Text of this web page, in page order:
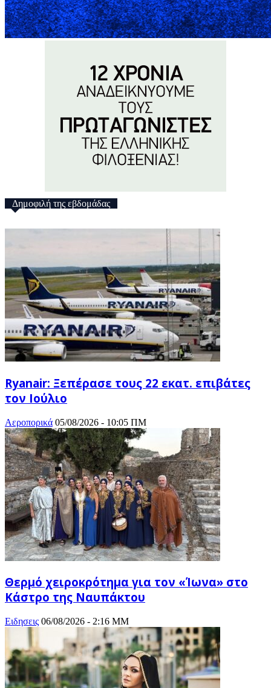
Δημοφιλή της εβδομάδας
Ryanair: Ξεπέρασε τους 22 εκατ. επιβάτες
τον Ιούλιο
Αεροπορικά 05/08/2026 - 10:05 ΠΜ
Θερμό χειροκρότημα για τον «Ίωνα» στο
Κάστρο της Ναυπάκτου
Ειδησεις 06/08/2026 - 2:16 ΜΜ